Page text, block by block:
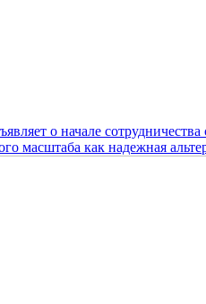
о начале
масштаба как надежная